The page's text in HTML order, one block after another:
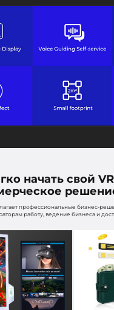
начать свой
профессиональные бизнес-
работу, ведение бизнеса и